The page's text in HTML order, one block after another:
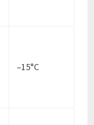
–15°C